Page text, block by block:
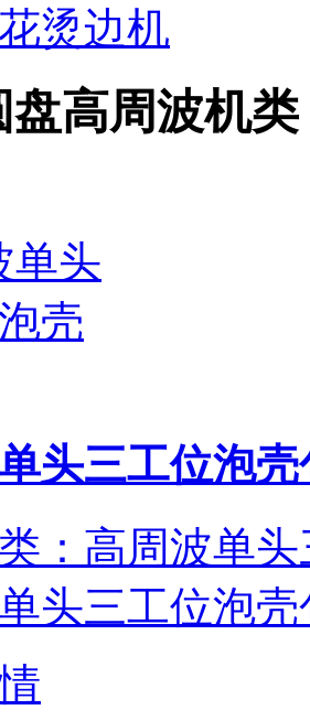
烫边机
盘高周波机类
头三工位泡
：高周波单
头三工位泡